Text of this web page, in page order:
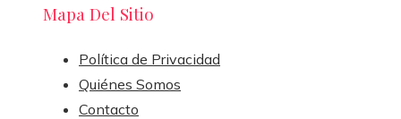
Mapa Del Sitio
Política de Privacidad
Quiénes Somos
Contacto